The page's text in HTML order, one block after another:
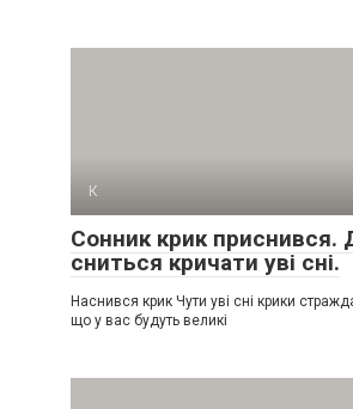
К
Сонник крик приснився.
сниться кричати уві сні.
Наснився крик Чути уві сні крики
що у вас будуть великі